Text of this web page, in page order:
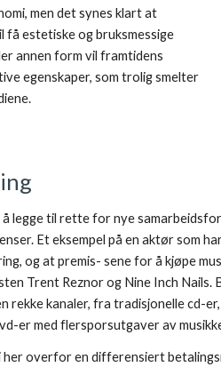
men det synes klart at
få estetiske og bruksmessige
annen form vil framtidens
egenskaper, som trolig smelter
å legge til rette for nye
Et eksempel på en aktør som
og at premis- sene for å kjøpe
Trent Reznor og Nine Inch Nails.
rekke kanaler, fra tradisjonelle cd-
er med flersporsutgaver av
overfor en differensiert